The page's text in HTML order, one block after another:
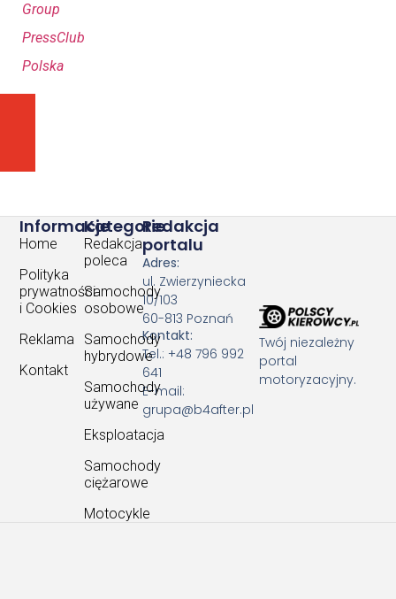
Group
PressClub
Polska
Twój niezależny
portal
motoryzacyjny.
Kategorie
Redakcja
poleca
Samochody
osobowe
Samochody
hybrydowe
Samochody
używane
Eksploatacja
Samochody
ciężarowe
Motocykle
Informacje
Home
Polityka
prywatności
i Cookies
Reklama
Kontakt
Redakcja
portalu
Adres:
ul. Zwierzyniecka
10/103
60-813 Poznań
Kontakt:
Tel.: +48 796 992
641
E-mail:
grupa@b4after.pl